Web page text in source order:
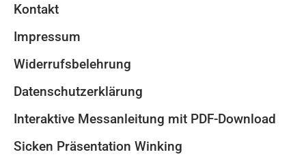
Kontakt
Impressum
Widerrufsbelehrung
Datenschutzerklärung
Interaktive Messanleitung mit PDF-Download
Sicken Präsentation Winking